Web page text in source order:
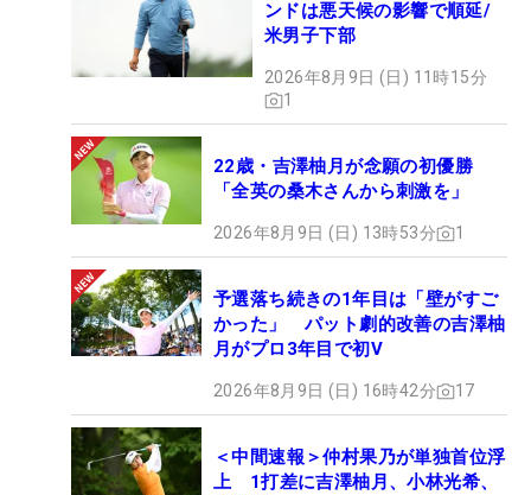
ンドは悪天候の影響で順延/
米男子下部
2026年8月9日 (日) 11時15分
1
22歳・吉澤柚月が念願の初優勝
「全英の桑木さんから刺激を」
2026年8月9日 (日) 13時53分 1
予選落ち続きの1年目は「壁がすご
かった」 パット劇的改善の吉澤柚
月がプロ3年目で初V
2026年8月9日 (日) 16時42分 17
＜中間速報＞仲村果乃が単独首位浮
上 1打差に吉澤柚月、小林光希、